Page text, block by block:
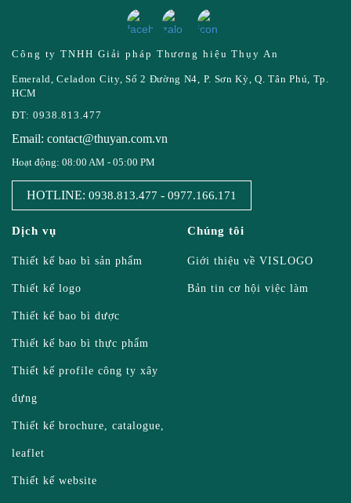
Công ty TNHH Giải pháp Thương hiệu Thụy An
Emerald, Celadon City, Số 2 Đường N4, P. Sơn Kỳ, Q. Tân Phú, Tp.
HCM
ĐT: 0938.813.477
Email: contact@thuyan.com.vn
Hoạt động: 08:00 AM - 05:00 PM
HOTLINE: 0938.813.477 - 0977.166.171
Dịch vụ
Thiết kế bao bì sản phẩm
Thiết kế logo
Thiết kế bao bì dược
Thiết kế bao bì thực phẩm
Thiết kế profile công ty xây
dựng
Thiết kế brochure, catalogue,
leaflet
Thiết kế website
Chúng tôi
Giới thiệu về VISLOGO
Bản tin cơ hội việc làm